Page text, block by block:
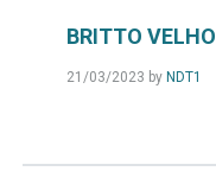
BRITTO VELHO
21/03/2023 by NDT1